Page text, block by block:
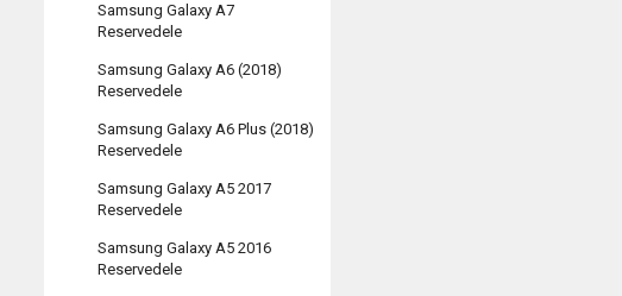
Samsung Galaxy A7
Reservedele
Samsung Galaxy A6 (2018)
Reservedele
Samsung Galaxy A6 Plus (2018)
Reservedele
Samsung Galaxy A5 2017
Reservedele
Samsung Galaxy A5 2016
Reservedele